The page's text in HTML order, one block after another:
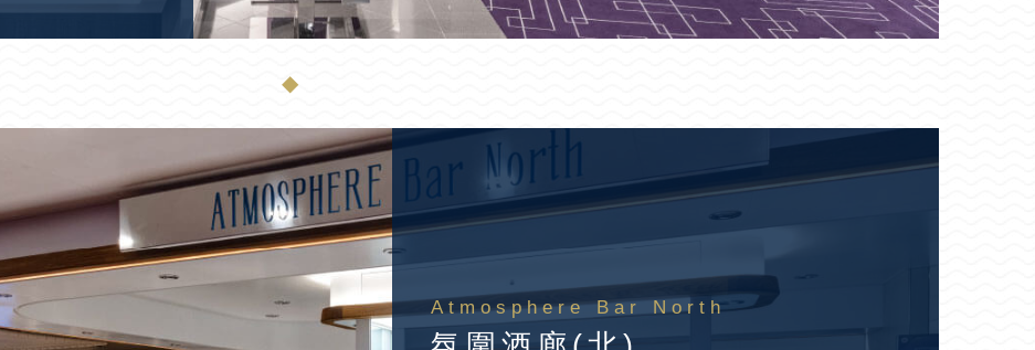
◆
Atmosphere Bar North